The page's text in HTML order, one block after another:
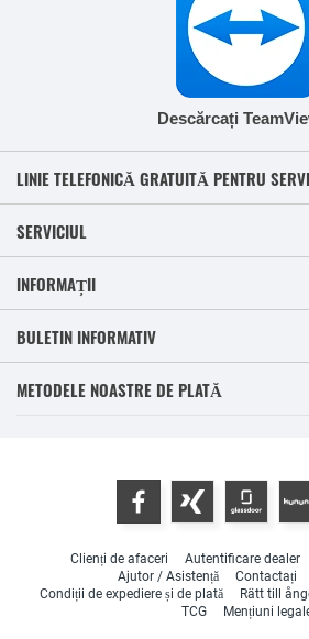
Descărcați
LINIE TELEFONICĂ GRATUITĂ PENTRU
SERVICIUL
INFORMAȚII
BULETIN INFORMATIV
METODELE NOASTRE DE PLATĂ
Clienți de afaceri Autentificare dealer
Ajutor / Asistență
Contactați
Condiții de expediere și de plată
Rätt till
TCG
Mențiuni